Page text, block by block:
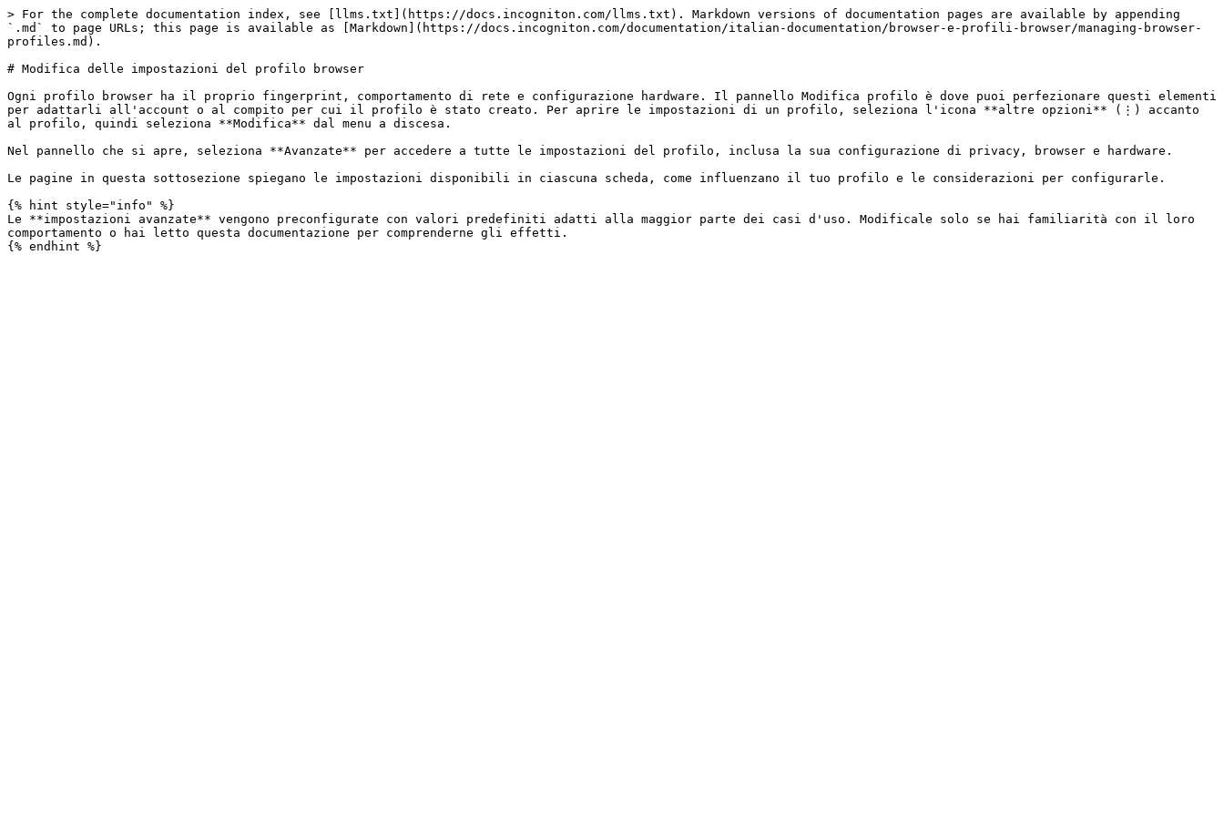
> For the complete documentation index, see [llms.txt](https://docs.incogniton.com/llms.txt). Markdown versions of documentation pages are available by appending
`.md` to page URLs; this page is available as [Markdown](https://docs.incogniton.com/documentation/italian-documentation/browser-e-profili-browser/managing-browser-
profiles.md).
# Modifica delle impostazioni del profilo browser
Ogni profilo browser ha il proprio fingerprint, comportamento di rete e configurazione hardware. Il pannello Modifica profilo è dove puoi perfezionare questi elementi
per adattarli all'account o al compito per cui il profilo è stato creato. Per aprire le impostazioni di un profilo, seleziona l'icona **altre opzioni** (⋮) accanto
al profilo, quindi seleziona **Modifica** dal menu a discesa.
Nel pannello che si apre, seleziona **Avanzate** per accedere a tutte le impostazioni del profilo, inclusa la sua configurazione di privacy, browser e hardware.
Le pagine in questa sottosezione spiegano le impostazioni disponibili in ciascuna scheda, come influenzano il tuo profilo e le considerazioni per configurarle.
{% hint style="info" %}
Le **impostazioni avanzate** vengono preconfigurate con valori predefiniti adatti alla maggior parte dei casi d'uso. Modificale solo se hai familiarità con il loro
comportamento o hai letto questa documentazione per comprenderne gli effetti.